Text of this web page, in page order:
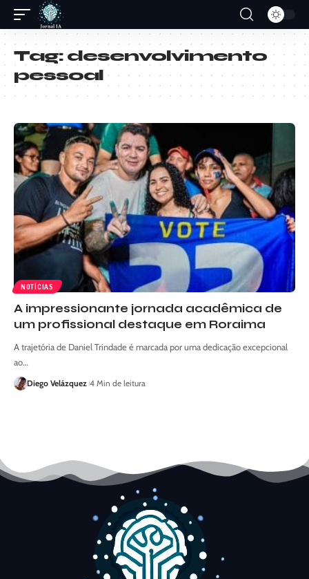
Tag:desenvolvimento
pessoal
NOTÍCIAS
A impressionante jornada acadêmica de
um profissional destaque em Roraima
A trajetória de Daniel Trindade é marcada por uma dedicação excepcional
ao…
Diego Velázquez 4 Min de leitura